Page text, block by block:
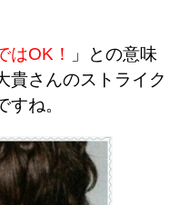
はOK！
」との意味
貴さんのストライク
ね。